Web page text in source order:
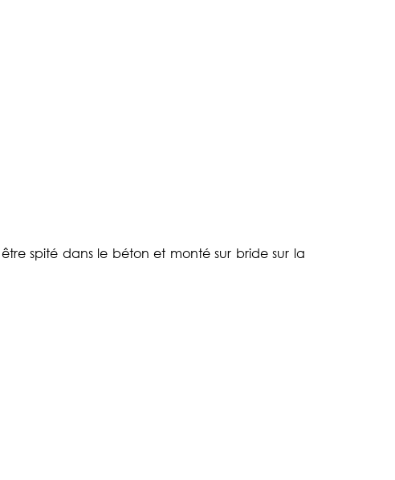
spité dans le béton et monté sur bride sur la